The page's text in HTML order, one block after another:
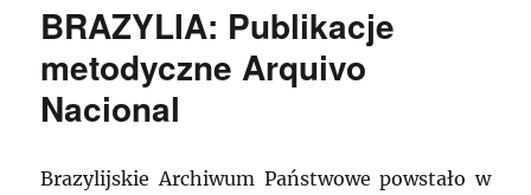
BRAZYLIA: Publikacje
metodyczne Arquivo
Nacional
Brazylijskie Archiwum Państwowe powstało w